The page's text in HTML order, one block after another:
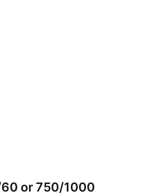
or 750/1000